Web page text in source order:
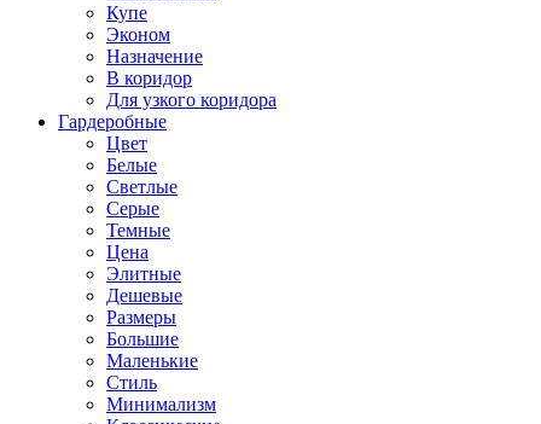
Купе
Эконом
Назначение
В коридор
Для узкого коридора
Гардеробные
Цвет
Белые
Светлые
Серые
Темные
Цена
Элитные
Дешевые
Размеры
Большие
Маленькие
Стиль
Минимализм